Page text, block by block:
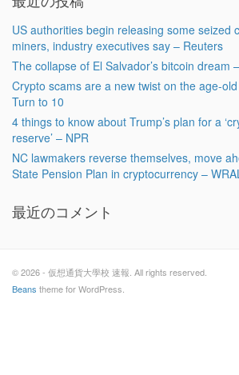
US authorities begin releasing some seized
miners, industry executives say – Reuters
The collapse of El Salvador’s bitcoin dream
Crypto scams are a new twist on the age-
Turn to 10
4 things to know about Trump’s plan for a
reserve’ – NPR
NC lawmakers reverse themselves, move
State Pension Plan in cryptocurrency –
最近のコメント
© 2026 - 仮想通貨大學校 速報. All rights reserved.
Beans theme for WordPress.